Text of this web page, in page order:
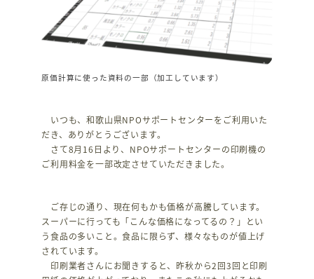
原価計算に使った資料の一部（加工しています）
いつも、和歌山県NPOサポートセンターをご利用いた
だき、ありがとうございます。
さて8月16日より、NPOサポートセンターの印刷機の
ご利用料金を一部改定させていただきました。
ご存じの通り、現在何もかも価格が高騰しています。
スーパーに行っても「こんな価格になってるの？」とい
う食品の多いこと。食品に限らず、様々なものが値上げ
されています。
印刷業者さんにお聞きすると、昨秋から2回3回と印刷